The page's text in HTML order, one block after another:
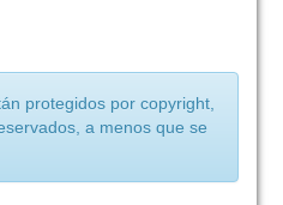
protegidos por copyright,
a menos que se